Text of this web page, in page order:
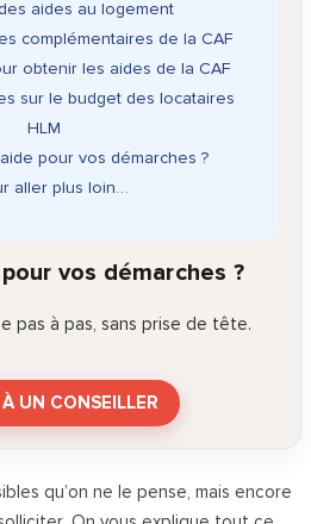
aides au logement
complémentaires de la CAF
obtenir les aides de la CAF
sur le budget des locataires
HLM
pour vos démarches ?
aller plus loin…
vos démarches ?
pas à pas, sans prise de tête.
À UN CONSEILLER
qu’on ne le pense, mais encore